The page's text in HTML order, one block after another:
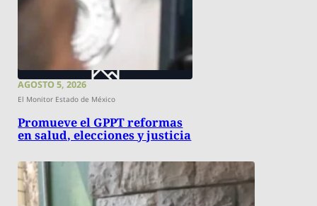
AGOSTO 5, 2026
El Monitor Estado de México
Promueve el GPPT reformas
en salud, elecciones y justicia